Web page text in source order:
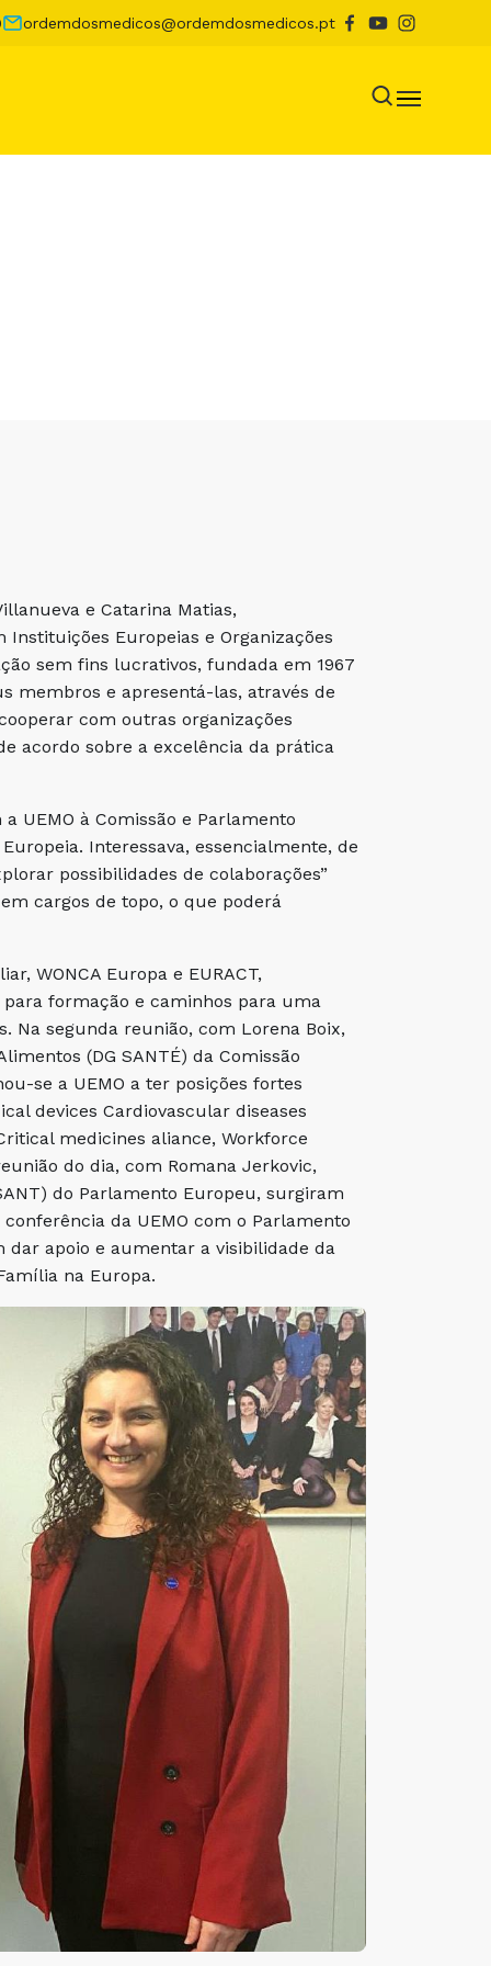
ordemdosmedicos@ordemdosmedicos.pt
e Catarina Matias,
Europeias e Organizações
sem fins lucrativos, fundada em 1967
membros e apresentá-las, através de
com outras organizações
acordo sobre a excelência da prática
UEMO à Comissão e Parlamento
Interessava, essencialmente, de
possibilidades de colaborações”
cargos de topo, o que poderá
WONCA Europa e EURACT,
formação e caminhos para uma
Na segunda reunião, com Lorena Boix,
(DG SANTÉ) da Comissão
se a UEMO a ter posições fortes
devices Cardiovascular diseases
medicines aliance, Workforce
do dia, com Romana Jerkovic,
do Parlamento Europeu, surgiram
da UEMO com o Parlamento
dar apoio e aumentar a visibilidade da
na Europa.